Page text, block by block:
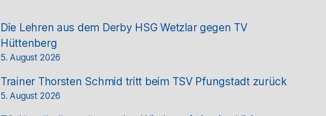
Die Lehren aus dem Derby HSG Wetzlar gegen TV
Hüttenberg
5. August 2026
Trainer Thorsten Schmid tritt beim TSV Pfungstadt zurück
5. August 2026